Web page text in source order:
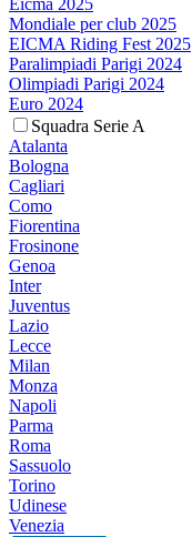
Eicma 2025
Mondiale per club 2025
EICMA Riding Fest 2025
Paralimpiadi Parigi 2024
Olimpiadi Parigi 2024
Euro 2024
Squadra Serie A
Atalanta
Bologna
Cagliari
Como
Fiorentina
Frosinone
Genoa
Inter
Juventus
Lazio
Lecce
Milan
Monza
Napoli
Parma
Roma
Sassuolo
Torino
Udinese
Venezia